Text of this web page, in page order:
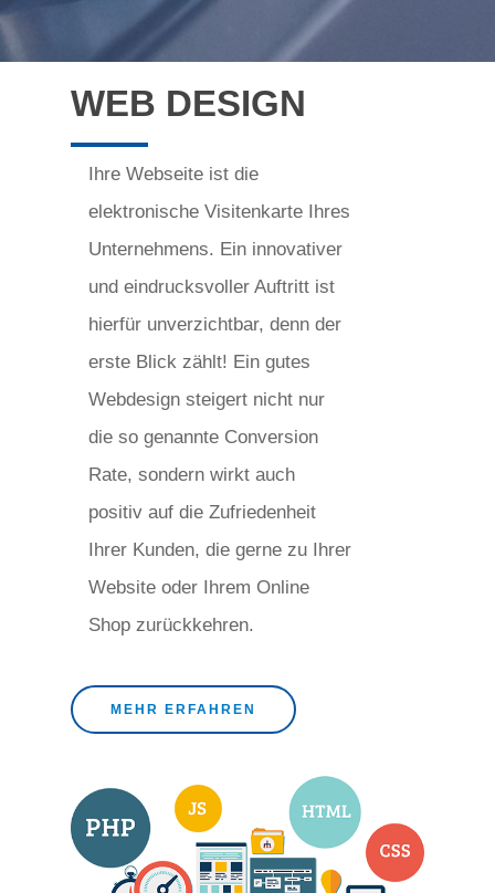
WEB DESIGN
Ihre Webseite ist die
elektronische Visitenkarte Ihres
Unternehmens. Ein innovativer
und eindrucksvoller Auftritt ist
hierfür unverzichtbar, denn der
erste Blick zählt! Ein gutes
Webdesign steigert nicht nur
die so genannte Conversion
Rate, sondern wirkt auch
positiv auf die Zufriedenheit
Ihrer Kunden, die gerne zu Ihrer
Website oder Ihrem Online
Shop zurückkehren.
MEHR ERFAHREN